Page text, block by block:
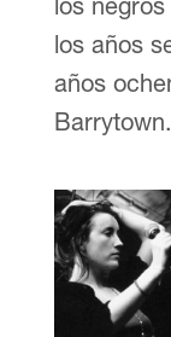
los
los años
años
Barrytown.